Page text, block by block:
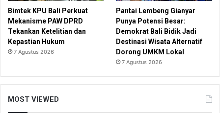
Bimtek KPU Bali Perkuat
Mekanisme PAW DPRD
Tekankan Ketelitian dan
Kepastian Hukum
7 Agustus 2026
Pantai Lembeng Gianyar
Punya Potensi Besar:
Demokrat Bali Bidik Jadi
Destinasi Wisata Alternatif
Dorong UMKM Lokal
7 Agustus 2026
MOST VIEWED